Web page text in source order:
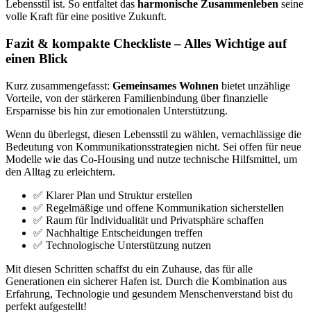
Lebensstil ist. So entfaltet das harmonische Zusammenleben seine
volle Kraft für eine positive Zukunft.
Fazit & kompakte Checkliste – Alles Wichtige auf
einen Blick
Kurz zusammengefasst: Gemeinsames Wohnen bietet unzählige
Vorteile, von der stärkeren Familienbindung über finanzielle
Ersparnisse bis hin zur emotionalen Unterstützung.
Wenn du überlegst, diesen Lebensstil zu wählen, vernachlässige die
Bedeutung von Kommunikationsstrategien nicht. Sei offen für neue
Modelle wie das Co-Housing und nutze technische Hilfsmittel, um
den Alltag zu erleichtern.
✅ Klarer Plan und Struktur erstellen
✅ Regelmäßige und offene Kommunikation sicherstellen
✅ Raum für Individualität und Privatsphäre schaffen
✅ Nachhaltige Entscheidungen treffen
✅ Technologische Unterstützung nutzen
Mit diesen Schritten schaffst du ein Zuhause, das für alle
Generationen ein sicherer Hafen ist. Durch die Kombination aus
Erfahrung, Technologie und gesundem Menschenverstand bist du
perfekt aufgestellt!